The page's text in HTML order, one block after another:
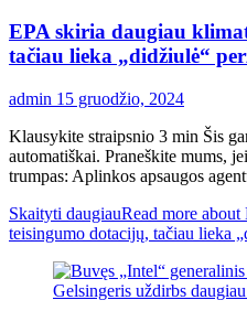
EPA skiria daugiau
tačiau lieka „didžiulė“
admin 15 gruodžio, 2024
Klausykite straipsnio 3 min Šis
automatiškai. Praneškite mums,
trumpas: Aplinkos apsaugos
Skaityti daugiauRead more
teisingumo dotacijų, tačiau lieka